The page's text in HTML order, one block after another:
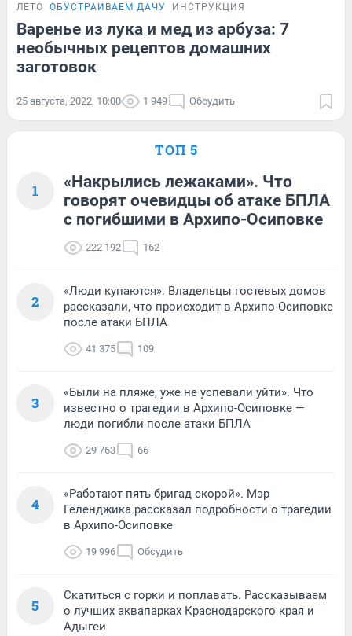
ЛЕТО ОБУСТРАИВАЕМ ДАЧУ ИНСТРУКЦИЯ
Варенье из лука и мед из арбуза: 7
необычных рецептов домашних
заготовок
25 августа, 2022, 10:00 1 949 Обсудить
ТОП 5
1
«Накрылись лежаками». Что
говорят очевидцы об атаке БПЛА
с погибшими в Архипо-Осиповке
222 192 162
2
«Люди купаются». Владельцы гостевых домов
рассказали, что происходит в Архипо-Осиповке
после атаки БПЛА
41 375 109
3
«Были на пляже, уже не успевали уйти». Что
известно о трагедии в Архипо-Осиповке —
люди погибли после атаки БПЛА
29 763 66
4
«Работают пять бригад скорой». Мэр
Геленджика рассказал подробности о трагедии
в Архипо-Осиповке
19 996 Обсудить
5
Скатиться с горки и поплавать. Рассказываем
о лучших аквапарках Краснодарского края и
Адыгеи